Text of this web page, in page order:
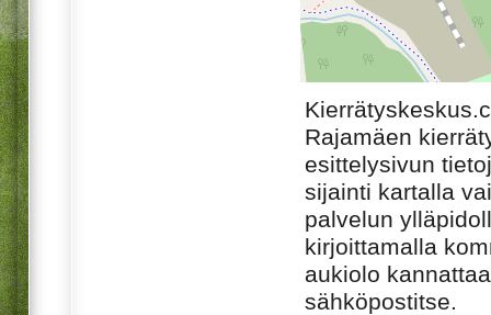
Rajamäen
esittelysivun
sijainti kartalla
palvelun
kirjoittamalla
aukiolo
sähköpostitse.